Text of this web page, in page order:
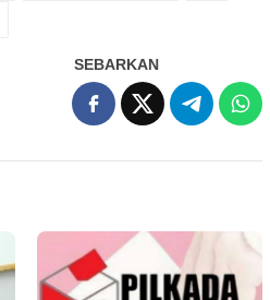
SEBARKAN